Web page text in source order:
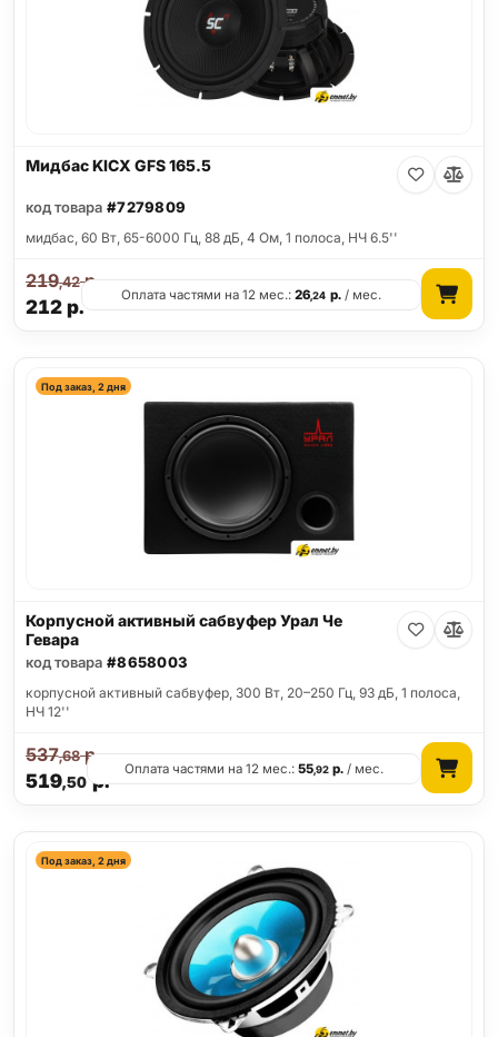
Мидбас KICX GFS 165.5
код товара #7279809
мидбас, 60 Вт, 65-6000 Гц, 88 дБ, 4 Ом, 1 полоса, НЧ 6.5''
212р.
219,42р.
Оплата частями на 12 мес.:26,24 р./ мес.
Под заказ, 2 дня
Корпусной активный сабвуфер Урал Че
Гевара
код товара #8658003
корпусной активный сабвуфер, 300 Вт, 20–250 Гц, 93 дБ, 1 полоса,
НЧ 12''
519,50р.
537,68р.
Оплата частями на 12 мес.:55,92 р. / мес.
Под заказ, 2 дня